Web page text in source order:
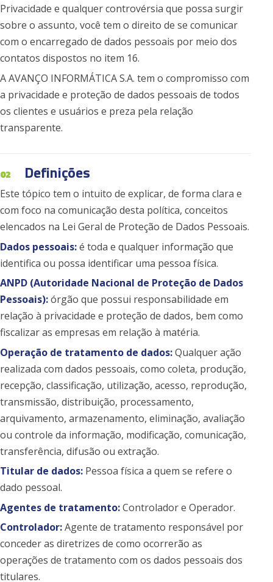
Privacidade e qualquer controvérsia que possa surgir
sobre o assunto, você tem o direito de se comunicar
com o encarregado de dados pessoais por meio dos
contatos dispostos no item 16.
A AVANÇO INFORMÁTICA S.A. tem o compromisso com
a privacidade e proteção de dados pessoais de todos
os clientes e usuários e preza pela relação
transparente.
02 Definições
Este tópico tem o intuito de explicar, de forma clara e
com foco na comunicação desta política, conceitos
elencados na Lei Geral de Proteção de Dados Pessoais.
Dados pessoais:é toda e qualquer informação que
identifica ou possa identificar uma pessoa física.
ANPD (Autoridade Nacional de Proteção de Dados
Pessoais):órgão que possui responsabilidade em
relação à privacidade e proteção de dados, bem como
fiscalizar as empresas em relação à matéria.
Operação de tratamento de dados:Qualquer ação
realizada com dados pessoais, como coleta, produção,
recepção, classificação, utilização, acesso, reprodução,
transmissão, distribuição, processamento,
arquivamento, armazenamento, eliminação, avaliação
ou controle da informação, modificação, comunicação,
transferência, difusão ou extração.
Titular de dados: Pessoa física a quem se refere o
dado pessoal.
Agentes de tratamento:Controlador e Operador.
Controlador:Agente de tratamento responsável por
conceder as diretrizes de como ocorrerão as
operações de tratamento com os dados pessoais dos
titulares.